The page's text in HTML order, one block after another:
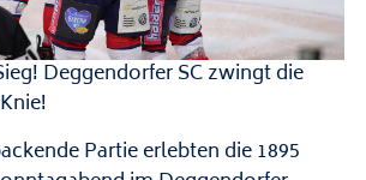
Deggendorfer SC zwingt die
Partie erlebten die 1895